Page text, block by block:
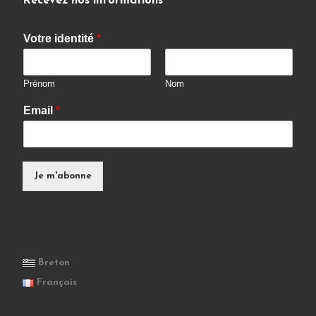
Votre identité *
Prénom Nom
Email *
Je m'abonne
Breton
Français